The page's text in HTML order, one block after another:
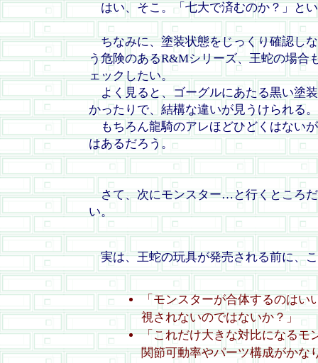
はい、そこ。「七大で済むのか？」と
ちなみに、塗装状態をじっくり確認し
う危険のあるR&Mシリーズ、王蛇の場合
ェックしたい。
よく見ると、ゴーグルにあたる黒い塗
かったりで、結構な違いが見うけられる。
もちろん龍騎のアレほどひどくはない
はあるだろう。
さて、次にモンスター…と行くところだ
い。
実は、王蛇の玩具が発売される前に、
「モンスターが合体するのはい
視されないのではないか？」
「これだけ大きな対比になるモ
関節可動率やパーツ構成がかな